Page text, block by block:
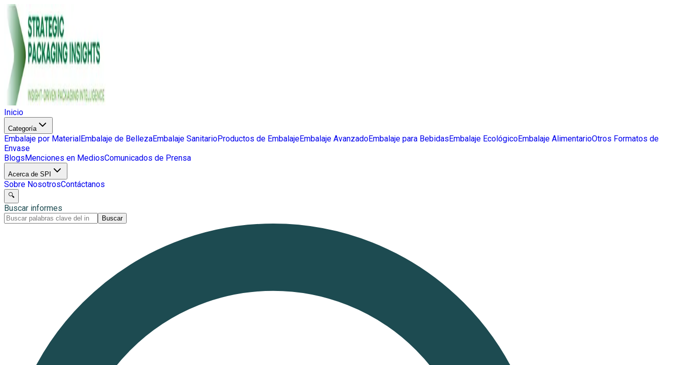
Inicio
Categoría
Embalaje por MaterialEmbalaje de BellezaEmbalaje SanitarioProductos de EmbalajeEmbalaje AvanzadoEmbalaje para BebidasEmbalaje EcológicoEmbalaje AlimentarioOtros Formatos de
Envase
BlogsMenciones en MediosComunicados de Prensa
Acerca de SPI
Sobre NosotrosContáctanos
🔍
Buscar informes
Buscar